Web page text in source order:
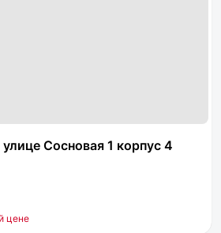
Сосновая 1 корпус 4
цене